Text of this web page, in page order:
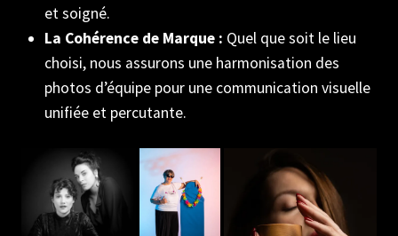
et soigné.
La Cohérence de Marque : Quel que soit le lieu
choisi, nous assurons une harmonisation des
photos d’équipe pour une communication visuelle
unifiée et percutante.